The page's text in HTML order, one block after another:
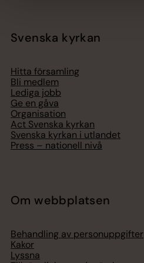
Svenska kyrkan
Hitta församling
Bli medlem
Lediga jobb
Ge en gåva
Organisation
Act Svenska kyrkan
Svenska kyrkan i utlandet
Press – nationell nivå
Om webbplatsen
Behandling av personuppgifter
Kakor
Lyssna